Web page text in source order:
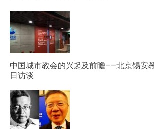
中国城市教会的兴起及前瞻——北京锡安
日访谈